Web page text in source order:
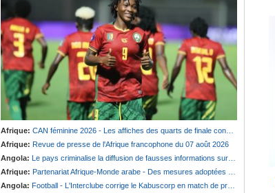
Afrique: CAN féminine 2026 - Les affiches des quarts de finale connues
Afrique: Revue de presse de l'Afrique francophone du 07 août 2026
Angola: Le pays criminalise la diffusion de fausses informations sur Internet
Afrique: Partenariat Afrique-Monde arabe - Des mesures adoptées pour relancer la coopération
Angola: Football - L'Interclube corrige le Kabuscorp en match de préparation